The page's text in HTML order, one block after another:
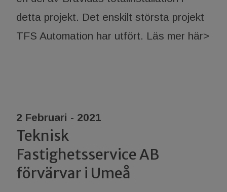
detta projekt. Det enskilt största projekt
TFS Automation har utfört. Läs mer här>
2 Februari - 2021
Teknisk
Fastighetsservice AB
förvärvar i Umeå